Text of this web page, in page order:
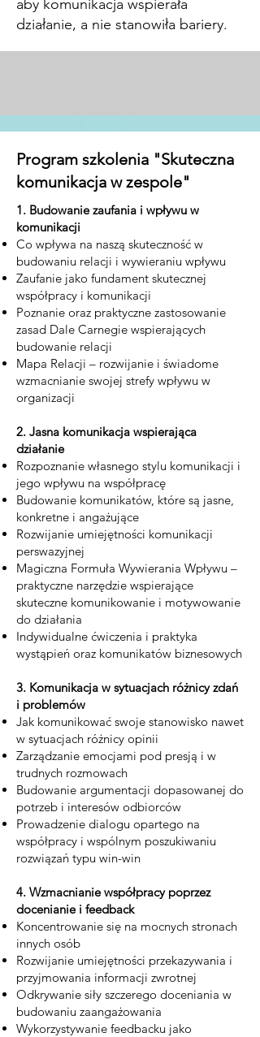
aby komunikacja wspierała
działanie, a nie stanowiła bariery.
Program szkolenia "Skuteczna
komunikacja w zespole"
1. Budowanie zaufania i wpływu w
komunikacji
Co wpływa na naszą skuteczność w
budowaniu relacji i wywieraniu wpływu
Zaufanie jako fundament skutecznej
współpracy i komunikacji
Poznanie oraz praktyczne zastosowanie
zasad Dale Carnegie wspierających
budowanie relacji
Mapa Relacji – rozwijanie i świadome
wzmacnianie swojej strefy wpływu w
organizacji
2. Jasna komunikacja wspierająca
działanie
Rozpoznanie własnego stylu komunikacji i
jego wpływu na współpracę
Budowanie komunikatów, które są jasne,
konkretne i angażujące
Rozwijanie umiejętności komunikacji
perswazyjnej
Magiczna Formuła Wywierania Wpływu –
praktyczne narzędzie wspierające
skuteczne komunikowanie i motywowanie
do działania
Indywidualne ćwiczenia i praktyka
wystąpień oraz komunikatów biznesowych
3. Komunikacja w sytuacjach różnicy zdań
i problemów
Jak komunikować swoje stanowisko nawet
w sytuacjach różnicy opinii
Zarządzanie emocjami pod presją i w
trudnych rozmowach
Budowanie argumentacji dopasowanej do
potrzeb i interesów odbiorców
Prowadzenie dialogu opartego na
współpracy i wspólnym poszukiwaniu
rozwiązań typu win-win
4. Wzmacnianie współpracy poprzez
docenianie i feedback
Koncentrowanie się na mocnych stronach
innych osób
Rozwijanie umiejętności przekazywania i
przyjmowania informacji zwrotnej
Odkrywanie siły szczerego doceniania w
budowaniu zaangażowania
Wykorzystywanie feedbacku jako